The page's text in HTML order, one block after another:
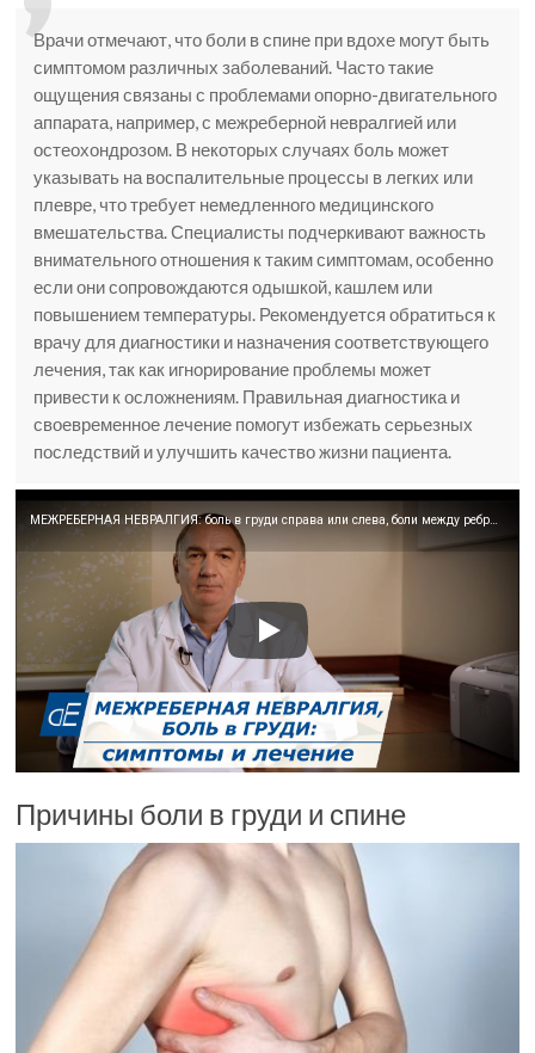
Врачи отмечают, что боли в спине при вдохе могут быть
симптомом различных заболеваний. Часто такие
ощущения связаны с проблемами опорно-двигательного
аппарата, например, с межреберной невралгией или
остеохондрозом. В некоторых случаях боль может
указывать на воспалительные процессы в легких или
плевре, что требует немедленного медицинского
вмешательства. Специалисты подчеркивают важность
внимательного отношения к таким симптомам, особенно
если они сопровождаются одышкой, кашлем или
повышением температуры. Рекомендуется обратиться к
врачу для диагностики и назначения соответствующего
лечения, так как игнорирование проблемы может
привести к осложнениям. Правильная диагностика и
своевременное лечение помогут избежать серьезных
последствий и улучшить качество жизни пациента.
МЕЖРЕБЕРНАЯ НЕВРАЛГИЯ: боль в груди справа или слева, боли между ребрами, КАК ЛЕЧИТЬ.
Причины боли в груди и спине